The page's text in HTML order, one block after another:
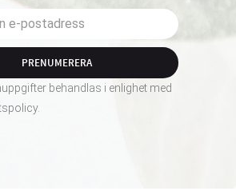
PRENUMERERA
behandlas i enlighet med
.